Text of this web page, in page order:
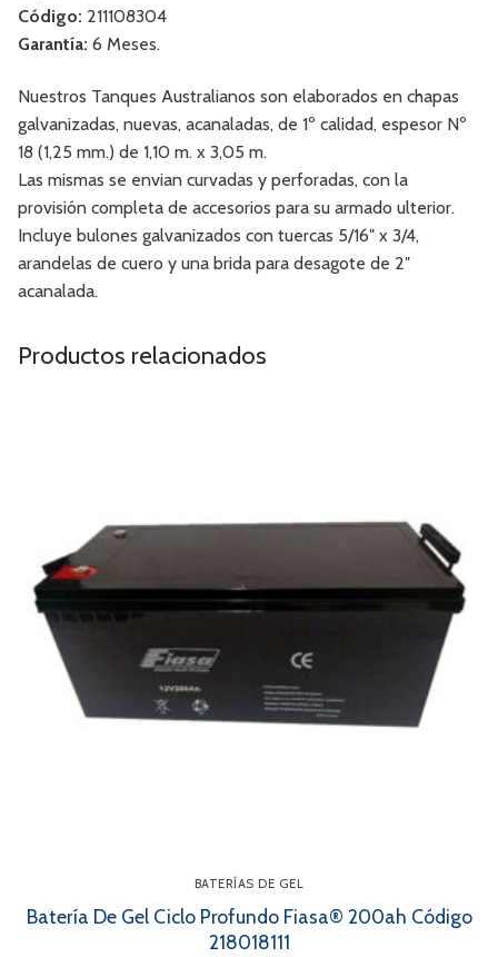
Código: 211108304
Garantía: 6 Meses.
Nuestros Tanques Australianos son elaborados en chapas
galvanizadas, nuevas, acanaladas, de 1º calidad, espesor Nº
18 (1,25 mm.) de 1,10 m. x 3,05 m.
Las mismas se envian curvadas y perforadas, con la
provisión completa de accesorios para su armado ulterior.
Incluye bulones galvanizados con tuercas 5/16″ x 3/4,
arandelas de cuero y una brida para desagote de 2″
acanalada.
Productos relacionados
BATERÍAS DE GEL
Batería De Gel Ciclo Profundo Fiasa® 200ah Código
218018111